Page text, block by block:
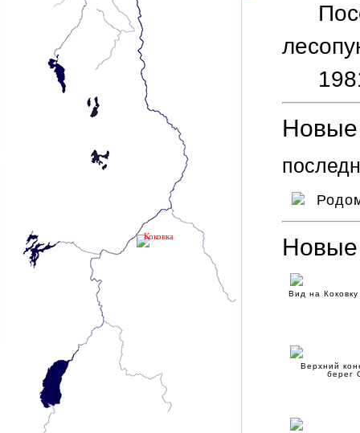
Коковка
Вид на
Верхний
берег